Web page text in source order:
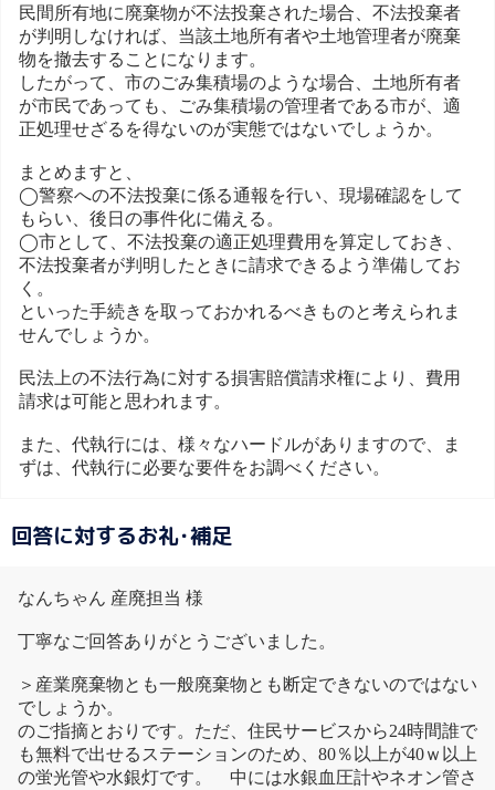
民間所有地に廃棄物が不法投棄された場合、不法投棄者
が判明しなければ、当該土地所有者や土地管理者が廃棄
物を撤去することになります。
したがって、市のごみ集積場のような場合、土地所有者
が市民であっても、ごみ集積場の管理者である市が、適
正処理せざるを得ないのが実態ではないでしょうか。
まとめますと、
◯警察への不法投棄に係る通報を行い、現場確認をして
もらい、後日の事件化に備える。
◯市として、不法投棄の適正処理費用を算定しておき、
不法投棄者が判明したときに請求できるよう準備してお
く。
といった手続きを取っておかれるべきものと考えられま
せんでしょうか。
民法上の不法行為に対する損害賠償請求権により、費用
請求は可能と思われます。
また、代執行には、様々なハードルがありますので、ま
ずは、代執行に必要な要件をお調べください。
回答に対するお礼･補足
なんちゃん 産廃担当 様
丁寧なご回答ありがとうございました。
＞産業廃棄物とも一般廃棄物とも断定できないのではない
でしょうか。
のご指摘とおりです。ただ、住民サービスから24時間誰で
も無料で出せるステーションのため、80％以上が40ｗ以上
の蛍光管や水銀灯です。 中には水銀血圧計やネオン管さ